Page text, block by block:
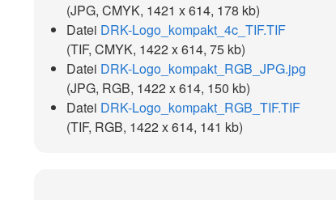
(JPG, CMYK, 1421 x 614, 178 kb)
Datei DRK-Logo_kompakt_4c_TIF.TIF
(TIF, CMYK, 1422 x 614, 75 kb)
Datei DRK-Logo_kompakt_RGB_JPG.jpg
(JPG, RGB, 1422 x 614, 150 kb)
Datei DRK-Logo_kompakt_RGB_TIF.TIF
(TIF, RGB, 1422 x 614, 141 kb)